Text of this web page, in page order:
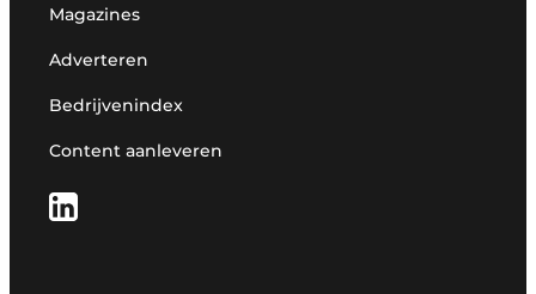
Magazines
Adverteren
Bedrijvenindex
Content aanleveren